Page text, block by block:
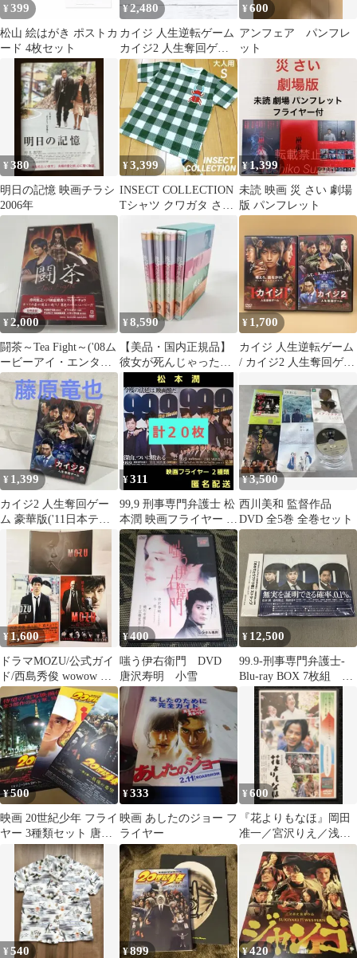
¥ 399
松山 絵はがき ポストカ
ード 4枚セット
¥ 2,480
カイジ 人生逆転ゲーム
カイジ2 人生奪回ゲー
ム DVDセット
¥600
アンフェア パンフレ
ット
¥380
明日の記憶 映画チラシ
2006年
¥3,399
INSECT COLLECTION
Tシャツ クワガタ さが
ら刺繍 ワッペン S
¥1,399
未読 映画 災 さい 劇場
版 パンフレット
¥2,000
闘茶～Tea Fight～('08ム
ービーアイ・エンタテ
インメント/ピクニッ
ク…
¥8,590
【美品・国内正規品】
彼女が死んじゃった。
DVD-BOX 長瀬智也 深
田恭子
¥ 1,700
カイジ 人生逆転ゲーム
/ カイジ2 人生奪回ゲー
¥ 1,399
カイジ2 人生奪回ゲー
ム 豪華版('11日本テレ
ビ放送網/ホリプロ/東
宝/読売…
¥311
99,9 刑事専門弁護士 松
本潤 映画フライヤー 映
画チラシ ２種類 計２０
枚
¥3,500
西川美和 監督作品
DVD 全5巻 全巻セット
¥1,600
ドラマMOZU/公式ガイ
ド/西島秀俊 wowow 百
舌鳥
¥400
嗤う伊右衛門 DVD
唐沢寿明 小雪
¥ 12,500
99.9-刑事専門弁護士-
Blu-ray BOX 7枚組
PB7020C f011
¥500
映画 20世紀少年 フライ
ヤー 3種類セット 唐沢
寿明 豊川悦司
¥333
映画 あしたのジョー フ
ライヤー
¥600
『花よりもなほ』岡田
准一／宮沢りえ／浅野
忠信／香川照之／是枝
裕和
¥540 ¥899 ¥420